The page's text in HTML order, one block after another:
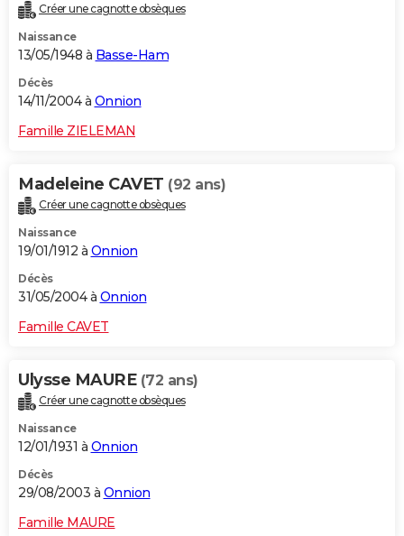
Créer une cagnotte obsèques
Naissance
13/05/1948 à Basse-Ham
Décès
14/11/2004 à Onnion
Famille ZIELEMAN
Madeleine CAVET (92 ans)
Créer une cagnotte obsèques
Naissance
19/01/1912 à Onnion
Décès
31/05/2004 à Onnion
Famille CAVET
Ulysse MAURE (72 ans)
Créer une cagnotte obsèques
Naissance
12/01/1931 à Onnion
Décès
29/08/2003 à Onnion
Famille MAURE